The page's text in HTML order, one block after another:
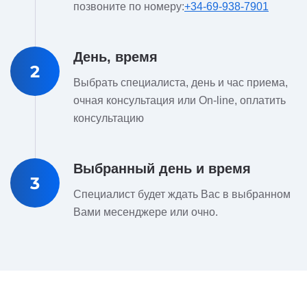
позвоните по номеру:+34-69-938-7901
2
День, время
Выбрать специалиста, день и час приема,
очная консультация или On-line, оплатить
консультацию
3
Выбранный день и время
Специалист будет ждать Вас в выбранном
Вами месенджере или очно.